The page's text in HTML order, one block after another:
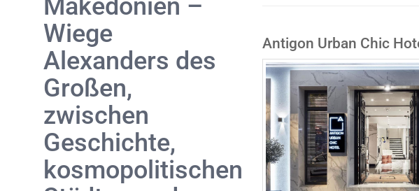
Makedonien –
Wiege
Alexanders des
Großen,
zwischen
Geschichte,
kosmopolitischen
Antigon Urban Chic